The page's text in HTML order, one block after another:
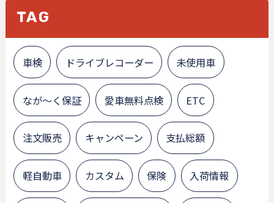
TAG
車検 ドライブレコーダー 未使用車
なが～く保証 愛車無料点検 ETC
注文販売 キャンペーン 支払総額
軽自動車 カスタム 保険 入荷情報